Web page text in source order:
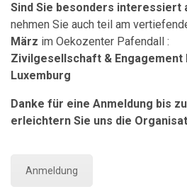
Sind Sie besonders interessiert
nehmen Sie auch teil am
März im Oekozenter Pafendall :
Zivilgesellschaft & Engagement
Luxemburg
Danke für eine Anmeldung bis
erleichtern Sie uns die
Anmeldung